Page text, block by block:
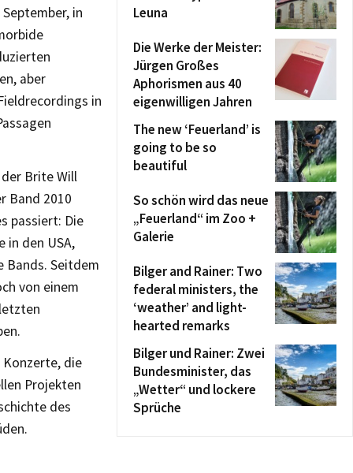
in
aber
in
Brite Will
Band 2010
passiert: Die
den USA,
Bands. Seitdem
von einem
Konzerte, die
Projekten
des
Leuna
Die Werke der Meister:
Jürgen Großes
Aphorismen aus 40
eigenwilligen Jahren
The new ‘Feuerland’ is
going to be so
beautiful
So schön wird das neue
„Feuerland“ im Zoo +
Galerie
Bilger and Rainer: Two
federal ministers, the
‘weather’ and light-
hearted remarks
Bilger und Rainer: Zwei
Bundesminister, das
„Wetter“ und lockere
Sprüche